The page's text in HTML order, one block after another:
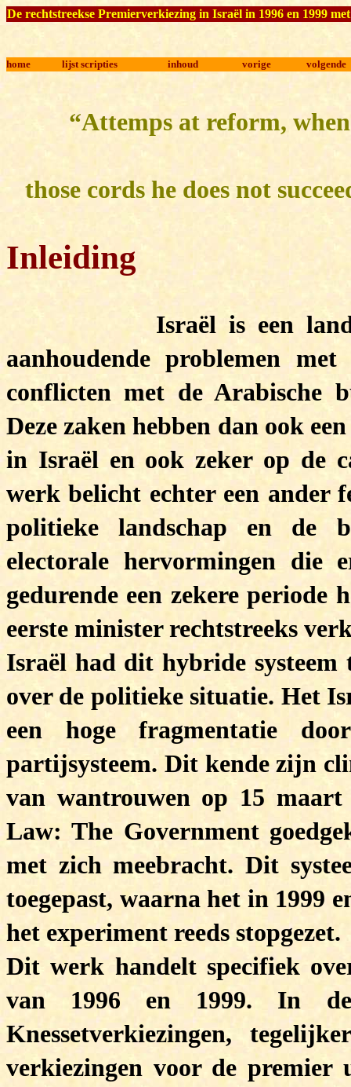
De rechtstreekse Premierverkiezing in Israël in 1996 en 1999
home lijst scripties inhoud vorige volgende
“Attemps at reform,
those cords he does not
Inleiding
Israël is een land dat
aanhoudende problemen
conflicten met de Arabische
Deze zaken hebben dan ook
in Israël en ook zeker op de
werk belicht echter een ander
politieke landschap en de
electorale hervormingen die
gedurende een zekere
eerste minister rechtstreeks
Israël had dit hybride systeem
over de politieke situatie. Het
een hoge fragmentatie
partijsysteem. Dit kende zijn
van wantrouwen op 15
Law: The Government
met zich meebracht. Dit
toegepast, waarna het in 1999
het experiment reeds stopgezet.
Dit werk handelt specifiek
van 1996 en 1999. In
Knessetverkiezingen,
verkiezingen voor de premier